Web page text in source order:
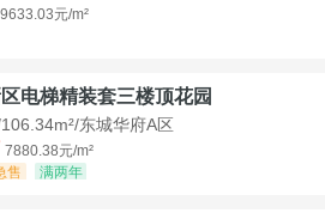
9633.03元/m²
电梯精装套三楼顶花园
东城华府A区
7880.38元/m²
售 满两年